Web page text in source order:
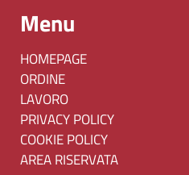
Menu
HOMEPAGE
ORDINE
LAVORO
PRIVACY POLICY
COOKIE POLICY
AREA RISERVATA